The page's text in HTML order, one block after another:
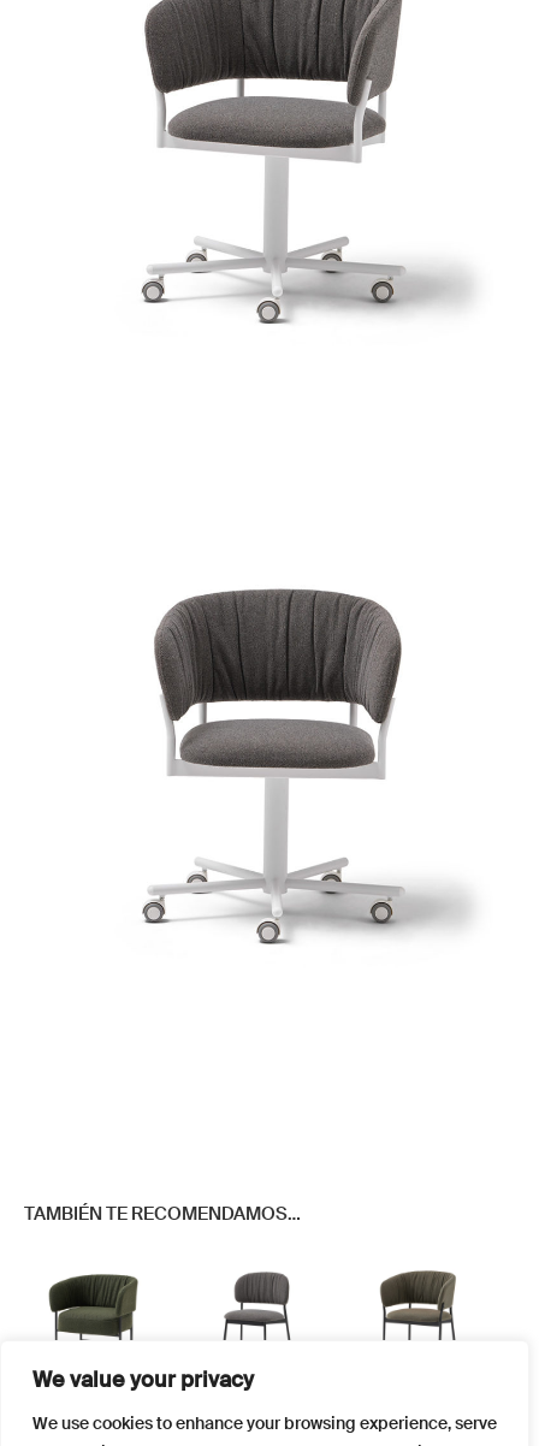
We value your privacy
We use cookies to enhance your browsing experience, serve
TAMBIÉN TE RECOMENDAMOS…
Este
Este
producto